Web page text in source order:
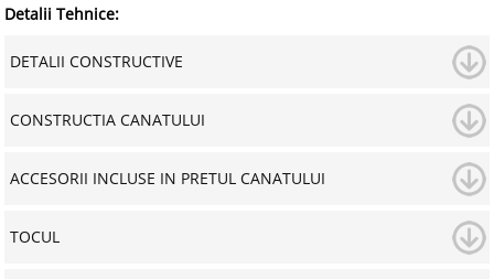
Detalii Tehnice:
DETALII CONSTRUCTIVE
CONSTRUCTIA CANATULUI
ACCESORII INCLUSE IN PRETUL CANATULUI
TOCUL